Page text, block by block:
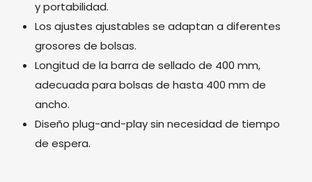
y portabilidad.
Los ajustes ajustables se adaptan a diferentes
grosores de bolsas.
Longitud de la barra de sellado de 400 mm,
adecuada para bolsas de hasta 400 mm de
ancho.
Diseño plug-and-play sin necesidad de tiempo
de espera.